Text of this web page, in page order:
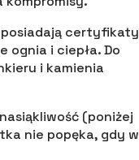
certyfikaty
i ciepła. Do
i kamienia
(poniżej
nie popęka, gdy w